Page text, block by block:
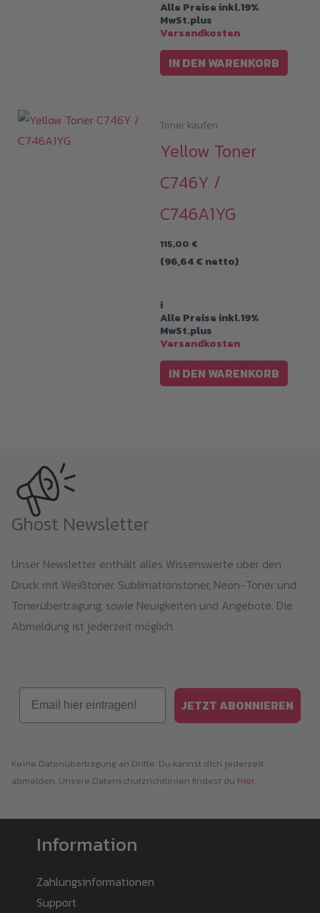
Alle Preise inkl.19%
MwSt.plus
Versandkosten
IN DEN WARENKORB
Toner kaufen
Yellow Toner
C746Y /
C746A1YG
115,00 €
(96,64€ netto)
i
Alle Preise inkl.19%
MwSt.plus
Versandkosten
IN DEN WARENKORB
Ghost Newsletter
Unser Newsletter enthält alles Wissenswerte über den
Druck mit Weißtoner, Sublimationstoner, Neon-Toner und
Tonerübertragung, sowie Neuigkeiten und Angebote. Die
Abmeldung ist jederzeit möglich.
Email
JETZT ABONNIEREN
Keine Datenübertragung an Dritte. Du kannst dich jederzeit
abmelden. Unsere Datenschutzrichtlinien findest du hier.
Information
Zahlungsinformationen
Support